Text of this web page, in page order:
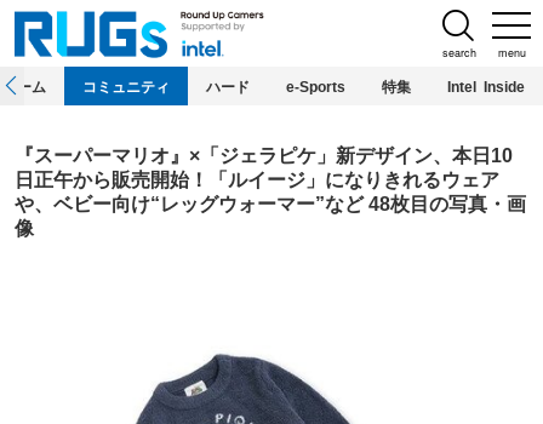
menu
search
ホーム コミュニティ ハード e-Sports 特集 Intel Inside
『スーパーマリオ』×「ジェラピケ」新デザイン、本日10
日正午から販売開始！「ルイージ」になりきれるウェア
や、ベビー向け“レッグウォーマー”など 48枚目の写真・画
像